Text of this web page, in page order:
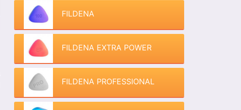
FILDENA
FILDENA EXTRA POWER
FILDENA PROFESSIONAL